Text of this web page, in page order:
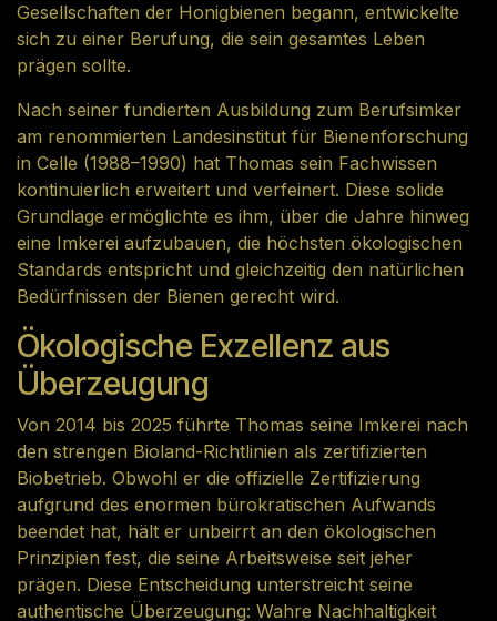
Gesellschaften der Honigbienen begann, entwickelte
sich zu einer Berufung, die sein gesamtes Leben
prägen sollte.
Nach seiner fundierten Ausbildung zum Berufsimker
am renommierten Landesinstitut für Bienenforschung
in Celle (1988–1990) hat Thomas sein Fachwissen
kontinuierlich erweitert und verfeinert. Diese solide
Grundlage ermöglichte es ihm, über die Jahre hinweg
eine Imkerei aufzubauen, die höchsten ökologischen
Standards entspricht und gleichzeitig den natürlichen
Bedürfnissen der Bienen gerecht wird.
Ökologische Exzellenz aus
Überzeugung
Von 2014 bis 2025 führte Thomas seine Imkerei nach
den strengen Bioland-Richtlinien als zertifizierten
Biobetrieb. Obwohl er die offizielle Zertifizierung
aufgrund des enormen bürokratischen Aufwands
beendet hat, hält er unbeirrt an den ökologischen
Prinzipien fest, die seine Arbeitsweise seit jeher
prägen. Diese Entscheidung unterstreicht seine
authentische Überzeugung: Wahre Nachhaltigkeit